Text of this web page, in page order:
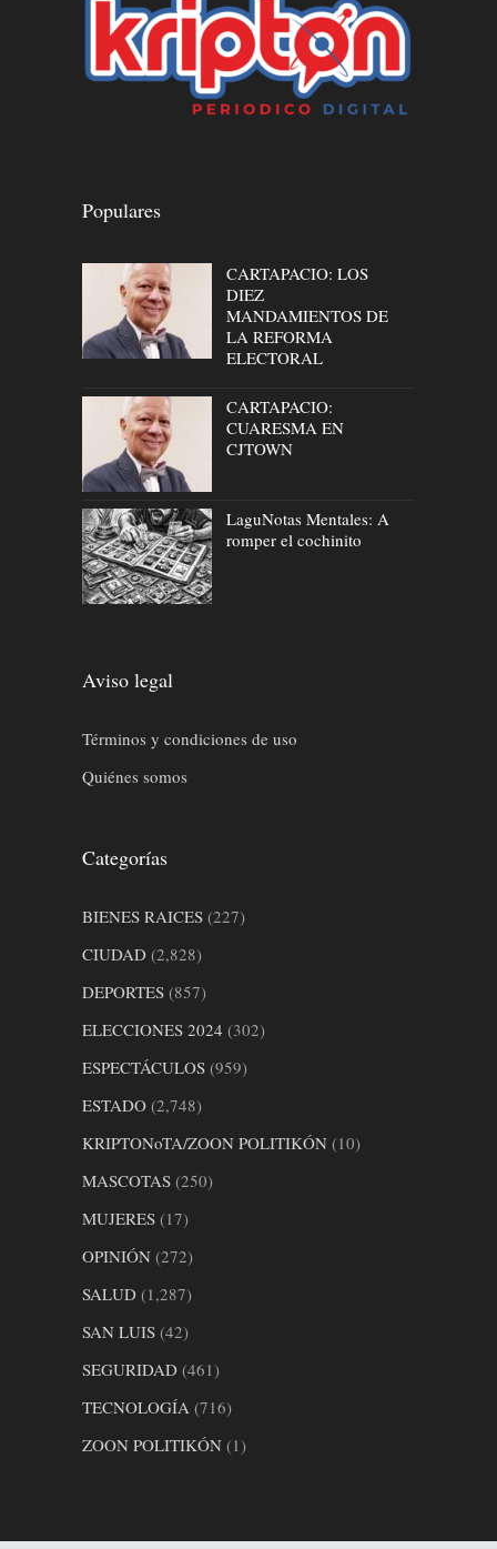
Populares
CARTAPACIO: LOS
DIEZ
MANDAMIENTOS DE
LA REFORMA
ELECTORAL
CARTAPACIO:
CUARESMA EN
CJTOWN
LaguNotas Mentales: A
romper el cochinito
Aviso legal
Términos y condiciones de uso
Quiénes somos
Categorías
BIENES RAICES (227)
CIUDAD (2,828)
DEPORTES (857)
ELECCIONES 2024 (302)
ESPECTÁCULOS (959)
ESTADO (2,748)
KRIPTONoTA/ZOON POLITIKÓN (10)
MASCOTAS (250)
MUJERES (17)
OPINIÓN (272)
SALUD (1,287)
SAN LUIS (42)
SEGURIDAD (461)
TECNOLOGÍA (716)
ZOON POLITIKÓN (1)